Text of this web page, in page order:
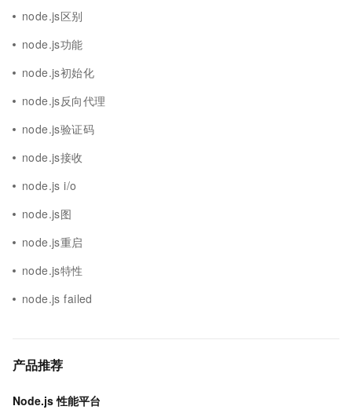
node.js区别
node.js功能
node.js初始化
node.js反向代理
node.js验证码
node.js接收
node.js i/o
node.js图
node.js重启
node.js特性
node.js failed
产品推荐
Node.js 性能平台